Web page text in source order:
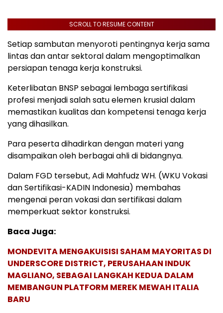
SCROLL TO RESUME CONTENT
Setiap sambutan menyoroti pentingnya kerja sama
lintas dan antar sektoral dalam mengoptimalkan
persiapan tenaga kerja konstruksi.
Keterlibatan BNSP sebagai lembaga sertifikasi
profesi menjadi salah satu elemen krusial dalam
memastikan kualitas dan kompetensi tenaga kerja
yang dihasilkan.
Para peserta dihadirkan dengan materi yang
disampaikan oleh berbagai ahli di bidangnya.
Dalam FGD tersebut, Adi Mahfudz WH. (WKU Vokasi
dan Sertifikasi-KADIN Indonesia) membahas
mengenai peran vokasi dan sertifikasi dalam
memperkuat sektor konstruksi.
Baca Juga:
MONDEVITA MENGAKUISISI SAHAM MAYORITAS DI
UNDERSCORE DISTRICT, PERUSAHAAN INDUK
MAGLIANO, SEBAGAI LANGKAH KEDUA DALAM
MEMBANGUN PLATFORM MEREK MEWAH ITALIA
BARU